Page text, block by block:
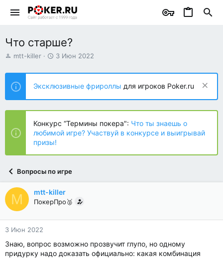
Что старше?
А
т
о
р
т
е
ы
mtt-killer
Д
т
н
а
ч
л
а
3 Июн 2022
Эксклюзивные фрироллы для игроков Poker.ru
Конкурс “Термины покера": Что ты знаешь о
любимой игре? Участвуй в конкурсе и выигрывай
призы!
Вопросы по игре
M mtt-killer
ПокерПро🥈
3 Июн 2022
Знаю, вопрос возможно прозвучит глупо, но одному
придурку надо доказать официально: какая комбинация